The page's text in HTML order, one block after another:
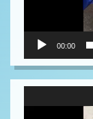
00:00
Player